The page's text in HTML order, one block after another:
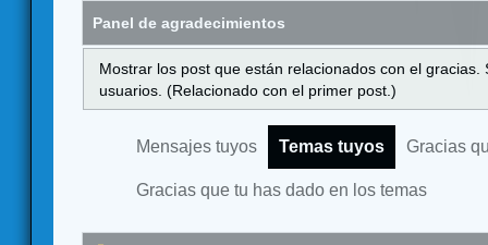
Panel de agradecimientos
Mostrar los post que están relacionados con el
usuarios. (Relacionado con el primer post.)
Mensajes tuyos Temas tuyos Gracias
Gracias que tu has dado en los temas